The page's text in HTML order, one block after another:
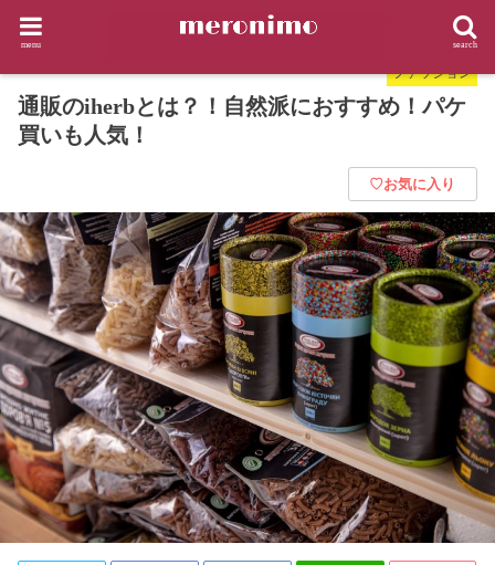
search
menu
HOME 通販のiherbとは？！自然派におすすめ！パケ買いも人気！
ファッション
通販のiherbとは？！自然派におすすめ！パケ
買いも人気！
♡お気に入り